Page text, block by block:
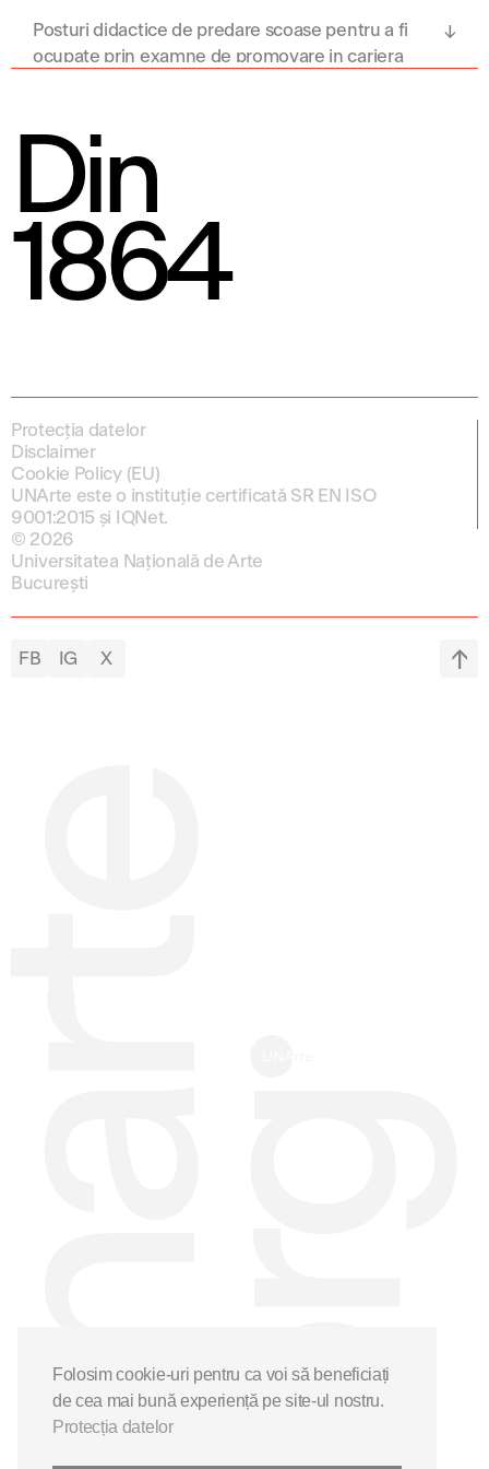
Posturi didactice de predare scoase pentru a fi
ocupate prin examne de promovare in cariera
Din
1864
Protecția datelor
Disclaimer
Cookie Policy (EU)
UNArte este o instituție certificată SR EN ISO
9001:2015 și IQNet.
© 2026
Universitatea Națională de Arte
București
FB IG X
Folosim cookie-uri pentru ca voi să beneficiați
de cea mai bună experiență pe site-ul nostru.
Protecția datelor